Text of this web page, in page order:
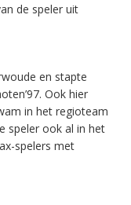
de speler uit
en stapte
Ook hier
in het regioteam
speler ook al in het
spelers met